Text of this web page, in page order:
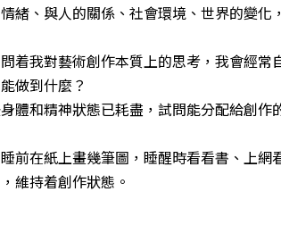
緒、與人的關係、社會環境、世界的變化
着我對藝術創作本質上的思考，我會經常
做到什麼？
體和精神狀態已耗盡，試問能分配給創作
前在紙上畫幾筆圖，睡醒時看看書、上網
維持着創作狀態。